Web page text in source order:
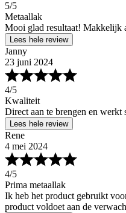
5/5
Metaallak
Mooi glad resultaat! Makkelijk
Lees hele review
Janny
23 juni 2024
4/5
Kwaliteit
Direct aan te brengen en werkt
Lees hele review
Rene
4 mei 2024
4/5
Prima metaallak
Ik heb het product gebruikt
product voldoet aan de